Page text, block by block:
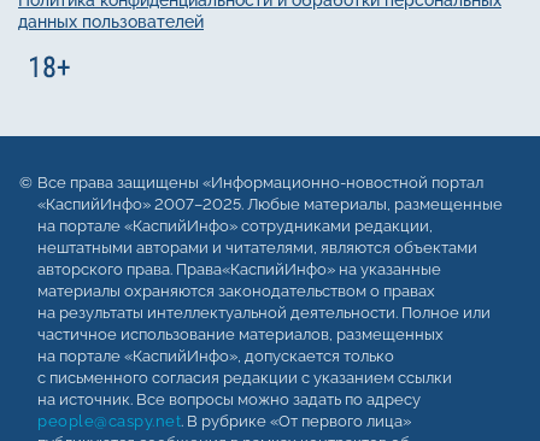
данных пользователей
Все права защищены «Информационно-новостной портал
«КаспийИнфо» 2007–2025. Любые материалы, размещенные
на портале «КаспийИнфо» сотрудниками редакции,
нештатными авторами и читателями, являются объектами
авторского права. Права«КаспийИнфо» на указанные
материалы охраняются законодательством о правах
на результаты интеллектуальной деятельности. Полное или
частичное использование материалов, размещенных
на портале «КаспийИнфо», допускается только
с письменного согласия редакции с указанием ссылки
на источник. Все вопросы можно задать по адресу
people@caspy.net. В рубрике «От первого лица»